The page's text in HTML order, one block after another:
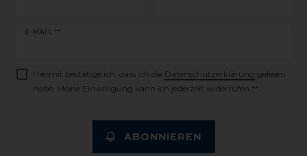
E-MAIL **
Newsletter
Hiermit bestätige ich, dass ich die Daten­schutz­erklärung gelesen
habe. Meine Einwilligung kann ich jederzeit widerrufen.**
ABONNIEREN